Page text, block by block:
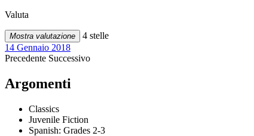
Valuta
Mostra valutazione
4 stelle
14 Gennaio 2018
Precedente Successivo
Argomenti
Classics
Juvenile Fiction
Spanish: Grades 2-3